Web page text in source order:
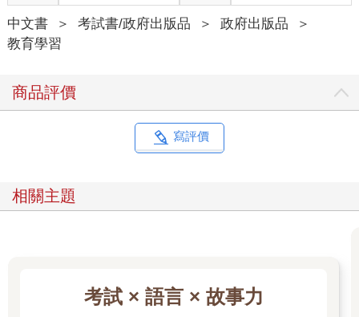
中文書 ＞ 考試書/政府出版品 ＞ 政府出版品
＞
教育學習
商品評價
寫評價
相關主題
考試 × 語言 × 故事力